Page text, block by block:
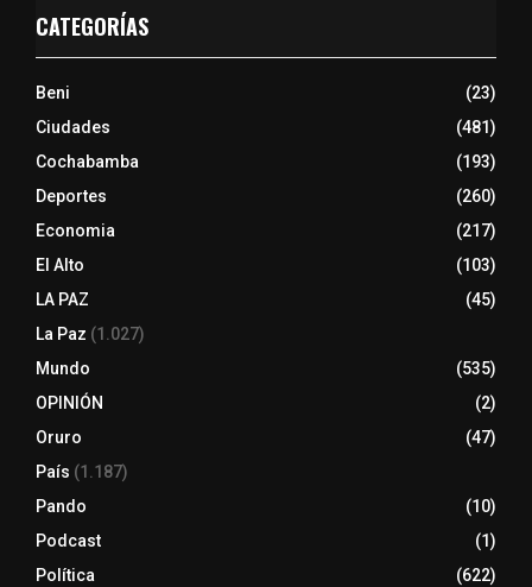
CATEGORÍAS
Beni
(23)
Ciudades
(481)
Cochabamba
(193)
Deportes
(260)
Economia
(217)
El Alto
(103)
LA PAZ
(45)
La Paz (1.027)
Mundo
(535)
OPINIÓN
(2)
Oruro
(47)
País (1.187)
Pando
(10)
Podcast
(1)
Política
(622)